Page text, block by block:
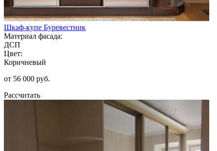
Шкаф-купе Буревестник
Материал фасада:
ДСП
Цвет:
Коричневый
от 56 000 руб.
Рассчитать